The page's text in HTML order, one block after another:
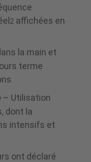
2 affichées en
la main et
terme
– Utilisation
dont la
intensifs et
ont déclaré